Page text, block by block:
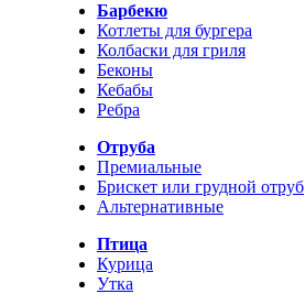
Барбекю
Котлеты для бургера
Колбаски для гриля
Беконы
Кебабы
Ребра
Отруба
Премиальные
Брискет или грудной отруб
Альтернативные
Птица
Курица
Утка